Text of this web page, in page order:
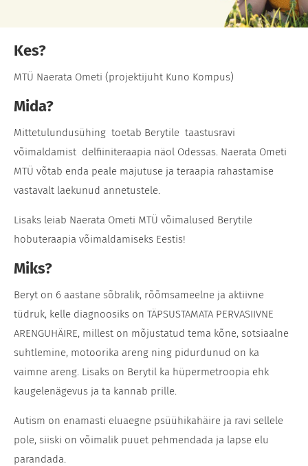
Kes?
MTÜ Naerata Ometi (projektijuht Kuno Kompus)
Mida?
Mittetulundusühing toetab Berytile taastusravi
võimaldamist delfiiniteraapia näol Odessas. Naerata Ometi
MTÜ võtab enda peale majutuse ja teraapia rahastamise
vastavalt laekunud annetustele.
Lisaks leiab Naerata Ometi MTÜ võimalused Berytile
hobuteraapia võimaldamiseks Eestis!
Miks?
Beryt on 6 aastane sõbralik, rõõmsameelne ja aktiivne
tüdruk, kelle diagnoosiks on TÄPSUSTAMATA PERVASIIVNE
ARENGUHÄIRE, millest on mõjustatud tema kõne, sotsiaalne
suhtlemine, motoorika areng ning pidurdunud on ka
vaimne areng. Lisaks on Berytil ka hüpermetroopia ehk
kaugelenägevus ja ta kannab prille.
Autism on enamasti eluaegne psüühikahäire ja ravi sellele
pole, siiski on võimalik puuet pehmendada ja lapse elu
parandada.